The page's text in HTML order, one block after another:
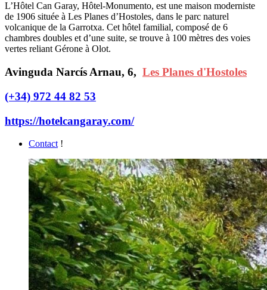
L’Hôtel Can Garay, Hôtel-Monumento, est une maison moderniste
de 1906 située à Les Planes d’Hostoles, dans le parc naturel
volcanique de la Garrotxa. Cet hôtel familial, composé de 6
chambres doubles et d’une suite, se trouve à 100 mètres des voies
vertes reliant Gérone à Olot.
Avinguda Narcís Arnau, 6, Les Planes d'Hostoles
(+34) 972 44 82 53
https://hotelcangaray.com/
Contact !